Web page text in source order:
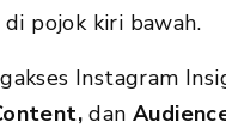
di pojok kiri bawah.
Instagram
dan